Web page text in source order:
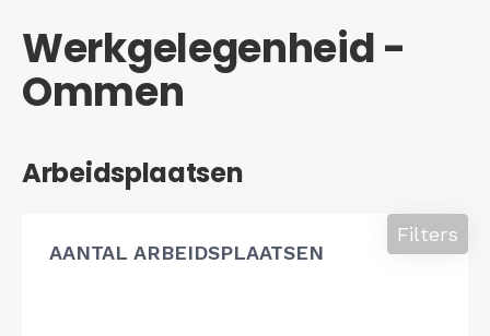
Werkgelegenheid -
Ommen
Arbeidsplaatsen
AANTAL ARBEIDSPLAATSEN
Filters